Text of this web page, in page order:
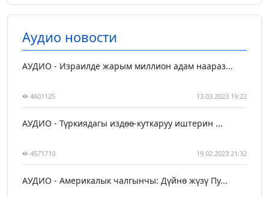
Аудио новости
АУДИО - Израилде жарым миллион адам наараз...
4601125 13.03.2023 19:22
АУДИО - Түркиядагы издөө-куткаруу иштерин ...
4571710 19.02.2023 21:32
АУДИО - Америкалык чалгынчы: Дүйнө жүзү Пу...